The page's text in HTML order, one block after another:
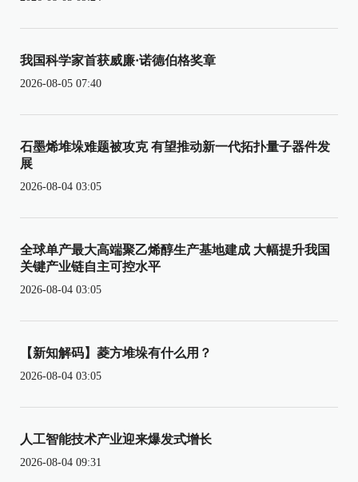
我国科学家首获威廉·诺德伯格奖章
2026-08-05 07:40
石墨烯堆垛难题被攻克 有望推动新一代拓扑量子器件发
展
2026-08-04 03:05
全球单产最大高端聚乙烯醇生产基地建成 大幅提升我国
关键产业链自主可控水平
2026-08-04 03:05
【新知解码】菱方堆垛有什么用？
2026-08-04 03:05
人工智能技术产业迎来爆发式增长
2026-08-04 09:31